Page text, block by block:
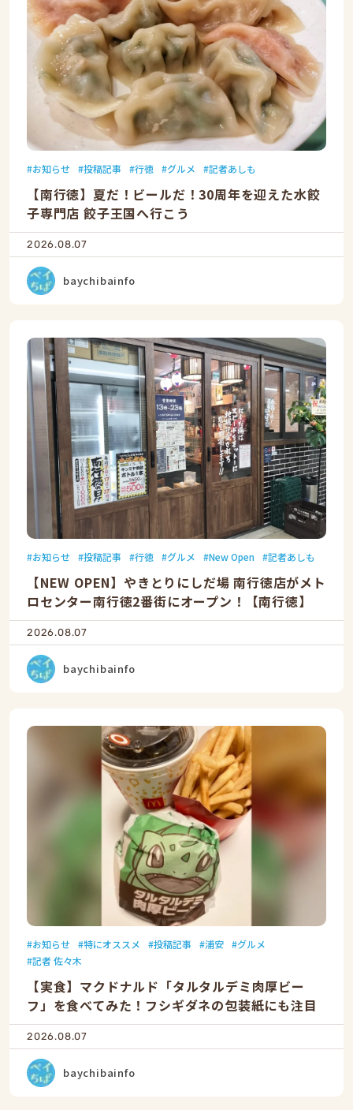
お知らせ 投稿記事 行徳 グルメ 記者あしも
【南行徳】夏だ！ビールだ！30周年を迎えた水餃
子専門店 餃子王国へ行こう
2026.08.07
baychibainfo
お知らせ 投稿記事 行徳 グルメ New Open 記者あしも
【NEW OPEN】やきとりにしだ場 南行徳店がメト
ロセンター南行徳2番街にオープン！【南行徳】
2026.08.07
baychibainfo
お知らせ 特にオススメ 投稿記事 浦安
グルメ
記者 佐々木
【実食】マクドナルド「タルタルデミ肉厚ビー
フ」を食べてみた！フシギダネの包装紙にも注目
2026.08.07
baychibainfo